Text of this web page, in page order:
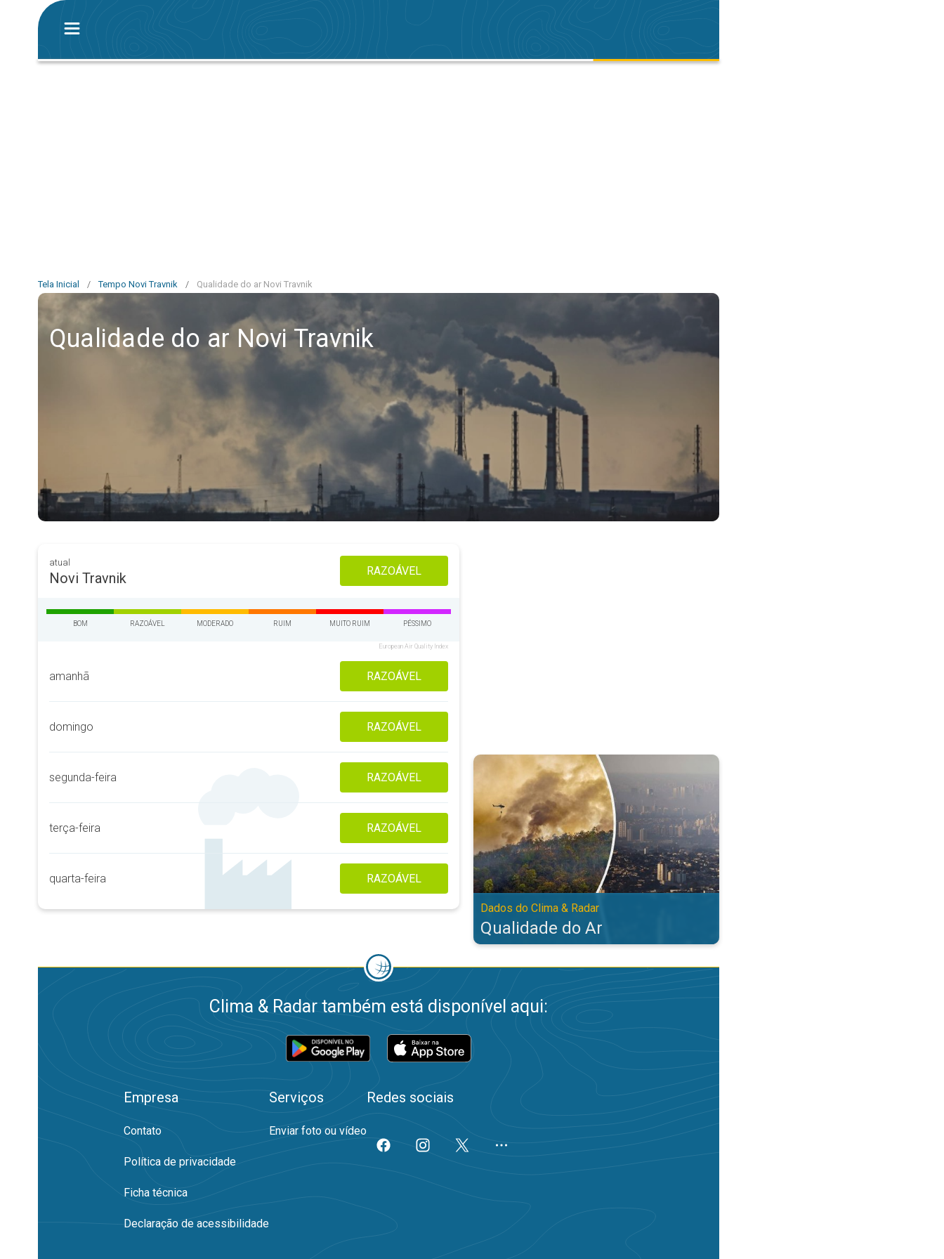
Tela Inicial / Tempo Novi Travnik / Qualidade do ar Novi Travnik
Qualidade do ar Novi Travnik
atual
Novi Travnik RAZOÁVEL
BOM RAZOÁVEL MODERADO RUIM MUITO RUIM PÉSSIMO
European Air Quality Index
amanhã RAZOÁVEL
domingo RAZOÁVEL
segunda-feira RAZOÁVEL
terça-feira RAZOÁVEL
quarta-feira RAZOÁVEL
Qualidade do Ar. Dados do Clima & Radar. . .
Dados do Clima & Radar
Qualidade do Ar
Clima & Radar também está disponível aqui:
Empresa
Contato
Política de privacidade
Ficha técnica
Declaração de acessibilidade
Serviços
Enviar foto ou vídeo
Redes sociais